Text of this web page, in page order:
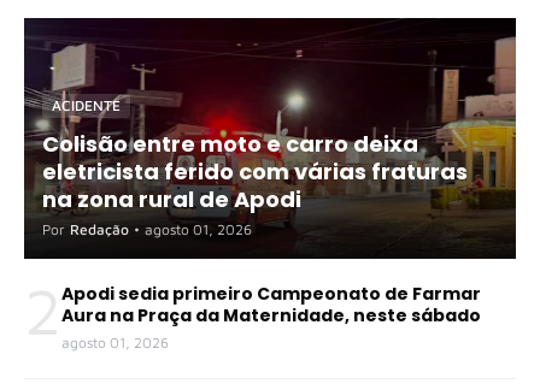
ACIDENTE
Colisão entre moto e carro deixa
eletricista ferido com várias fraturas
na zona rural de Apodi
Por Redação • agosto 01, 2026
2 Apodi sedia primeiro Campeonato de Farmar
Aura na Praça da Maternidade, neste sábado
agosto 01, 2026